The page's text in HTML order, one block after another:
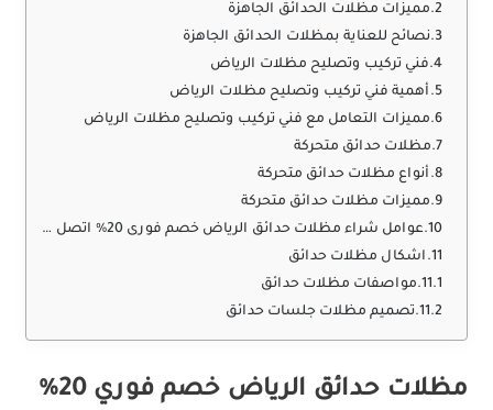
مميزات مظلات الحدائق الجاهزة
نصائح للعناية بمظلات الحدائق الجاهزة
فني تركيب وتصليح مظلات الرياض
أهمية فني تركيب وتصليح مظلات الرياض
مميزات التعامل مع فني تركيب وتصليح مظلات الرياض
مظلات حدائق متحركة
أنواع مظلات حدائق متحركة
مميزات مظلات حدائق متحركة
عوامل شراء مظلات حدائق الرياض خصم فورى 20% اتصل الآن
اشكال مظلات حدائق
مواصفات مظلات حدائق
تصميم مظلات جلسات حدائق
مظلات حدائق الرياض خصم فوري 20%